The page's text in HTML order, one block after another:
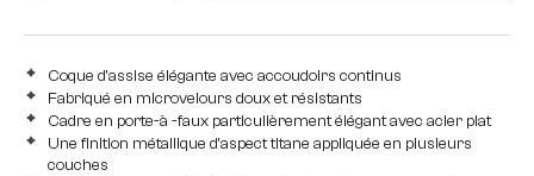
Coque d'assise élégante avec accoudoirs continus
Fabriqué en microvelours doux et résistants
Cadre en porte-à -faux particulièrement élégant avec acier plat
Une finition métallique d'aspect titane appliquée en plusieurs
couches